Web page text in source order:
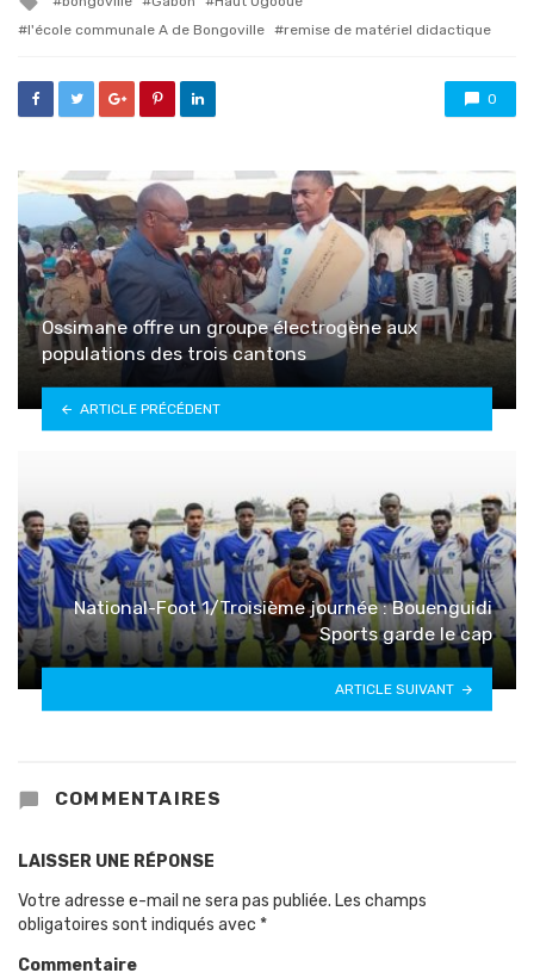
with
l'école communale A de Bongoville
remise de matériel didactique
0
Ossimane offre un groupe électrogène aux
populations des trois cantons
ARTICLE PRÉCÉDENT
National-Foot 1/Troisième journée : Bouenguidi
Sports garde le cap
ARTICLE SUIVANT
COMMENTAIRES
LAISSER UNE RÉPONSE
Votre adresse e-mail ne sera pas publiée. Les champs
obligatoires sont indiqués avec *
Commentaire